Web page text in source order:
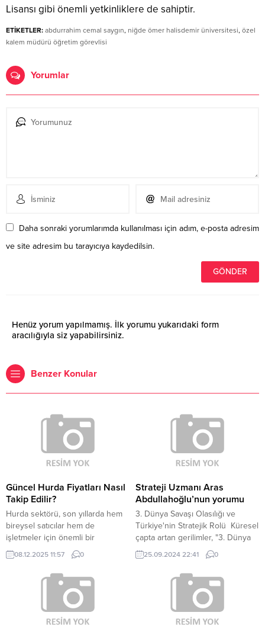
Lisansı gibi önemli yetkinliklere de sahiptir.
ETİKETLER: abdurrahim cemal saygın, niğde ömer halisdemir üniversitesi, özel
kalem müdürü öğretim görevlisi
Yorumlar
Daha sonraki yorumlarımda kullanılması için adım, e-posta adresim
ve site adresim bu tarayıcıya kaydedilsin.
Henüz yorum yapılmamış. İlk yorumu yukarıdaki form
aracılığıyla siz yapabilirsiniz.
Benzer Konular
Güncel Hurda Fiyatları Nasıl
Takip Edilir?
Hurda sektörü, son yıllarda hem
bireysel satıcılar hem de
işletmeler için önemli bir
ekonomik değer alanına
dönüşmüştür. Özellikle metal geri
dönüşümündeki artış, hurda
fiyatlarının günlük olarak
değişmesine neden olduğu için
güncel hurda fiyatları
konusundaki doğru bilgiye
08.12.2025 11:57 0
Strateji Uzmanı Aras
Abdullahoğlu’nun yorumu
3. Dünya Savaşı Olasılığı ve
Türkiye'nin Stratejik Rolü Küresel
çapta artan gerilimler, "3. Dünya
Savaşı çıkar mı?" sorusunu
yeniden gündeme getirirken,
Türkiye’nin bu olası senaryodaki
rolü de merak konusu. NATO
üyesi olan Türkiye, jeopolitik
konumu nedeniyle savaş
durumunda kilit bir aktör haline
25.09.2024 22:41 0